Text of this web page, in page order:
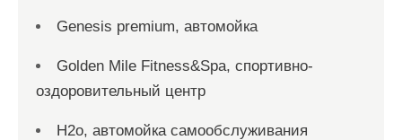
Genesis premium, автомойка
Golden Mile Fitness&Spa, спортивно-
оздоровительный центр
H2o, автомойка самообслуживания